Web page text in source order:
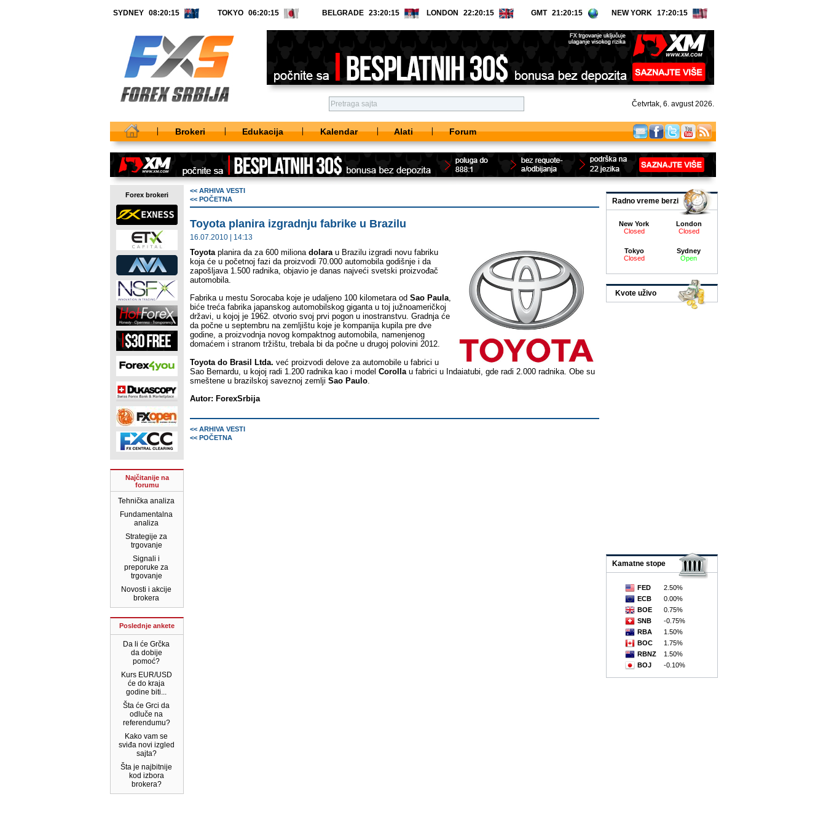
SYDNEY TOKYO BELGRADE LONDON GMT NEW YORK
Četvrtak, 6. avgust 2026.
Brokeri Edukacija Kalendar Alati Forum
Forex brokeri
Najčitanije na
forumu
Tehnička analiza
Fundamentalna
analiza
Strategije za
trgovanje
Signali i
preporuke za
trgovanje
Novosti i akcije
brokera
Poslednje ankete
Da li će Grčka
da dobije
pomoć?
Kurs EUR/USD
će do kraja
godine biti...
Šta će Grci da
odluče na
referendumu?
Kako vam se
sviđa novi izgled
sajta?
Šta je najbitnije
kod izbora
brokera?
<< ARHIVA VESTI
<< POČETNA
Toyota planira izgradnju fabrike u Brazilu
16.07.2010 | 14:13
Toyotaplanira da za 600 miliona dolarau Brazilu izgradi novu fabriku
koja će u početnoj fazi da proizvodi 70.000 automobila godišnje i da
zapošljava 1.500 radnika, objavio je danas najveći svetski proizvođač
automobila.
Fabrika u mestu Sorocaba koje je udaljeno 100 kilometara od Sao Paula,
biće treća fabrika japanskog automobilskog giganta u toj južnoameričkoj
državi, u kojoj je 1962. otvorio svoj prvi pogon u inostranstvu. Gradnja će
da počne u septembru na zemljištu koje je kompanija kupila pre dve
godine, a proizvodnja novog kompaktnog automobila, namenjenog
domaćem i stranom tržištu, trebala bi da počne u drugoj polovini 2012.
Toyota do Brasil Ltda. već proizvodi delove za automobile u fabrici u
Sao Bernardu, u kojoj radi 1.200 radnika kao i model Corollau fabrici u Indaiatubi, gde radi 2.000 radnika. Obe su
smeštene u brazilskoj saveznoj zemlji Sao Paulo.
Autor: ForexSrbija
<< ARHIVA VESTI
<< POČETNA
New York
Closed
London
Closed
Tokyo
Closed
Sydney
Open
Radno vreme berzi
Kvote uživo
FED
2.50%
ECB
0.00%
BOE
0.75%
SNB
-0.75%
RBA
1.50%
BOC
1.75%
RBNZ
1.50%
BOJ
-0.10%
Kamatne stope